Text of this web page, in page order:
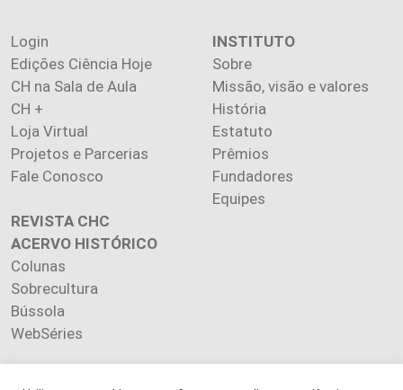
Login
Edições Ciência Hoje
CH na Sala de Aula
CH +
Loja Virtual
Projetos e Parcerias
Fale Conosco
INSTITUTO
Sobre
Missão, visão e valores
História
Estatuto
Prêmios
Fundadores
Equipes
REVISTA CHC
ACERVO HISTÓRICO
Colunas
Sobrecultura
Bússola
WebSéries